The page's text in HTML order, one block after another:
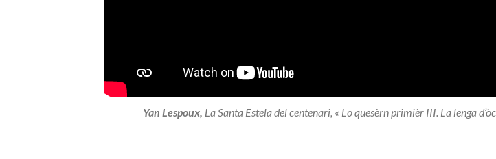
Yan Lespoux, La Santa Estela del centenari, « Lo quesèrn primièr III. La lenga